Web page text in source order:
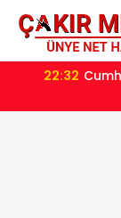
22:24Bursa’da TEKNOSAB KOBİ OSB tanıtıldı... Bursa’nın